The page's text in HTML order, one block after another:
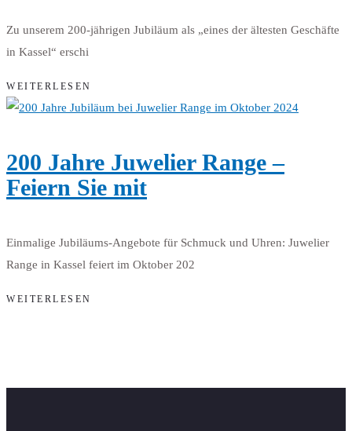
Zu unserem 200-jährigen Jubiläum als „eines der ältesten Geschäfte
in Kassel“ erschi
WEITERLESEN
200 Jahre Juwelier Range –
Feiern Sie mit
Einmalige Jubiläums-Angebote für Schmuck und Uhren: Juwelier
Range in Kassel feiert im Oktober 202
WEITERLESEN